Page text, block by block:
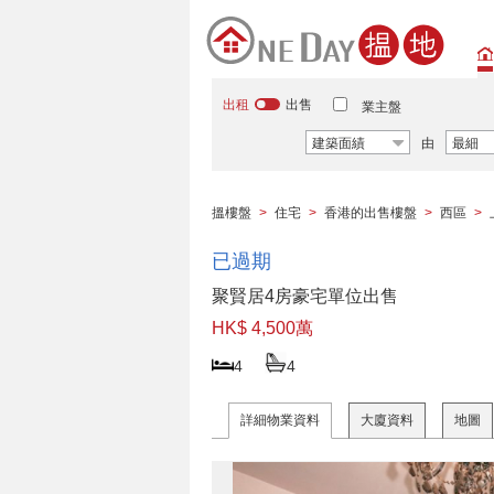
出租 出售 業主盤
建築面績 由 最細
搵樓盤 > 住宅 > 香港的出售樓盤 > 西區 >
已過期
聚賢居4房豪宅單位出售
HK$ 4,500萬
4 4
詳細物業資料 大廈資料 地圖